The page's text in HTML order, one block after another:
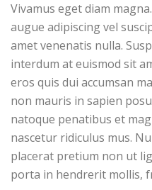
Vivamus eget diam
augue adipiscing vel
amet venenatis nulla.
interdum at euismod sit
eros quis dui accumsan
non mauris in sapien
natoque penatibus et
nascetur ridiculus mus.
placerat pretium non ut
porta in hendrerit mollis,